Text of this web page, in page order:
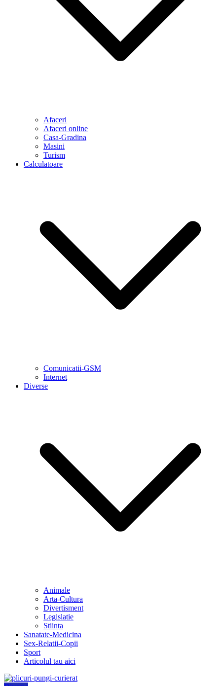
Afaceri
Afaceri online
Casa-Gradina
Masini
Turism
Calculatoare
Comunicatii-GSM
Internet
Diverse
Animale
Arta-Cultura
Divertisment
Legislatie
Stiinta
Sanatate-Medicina
Sex-Relatii-Copii
Sport
Articolul tau aici